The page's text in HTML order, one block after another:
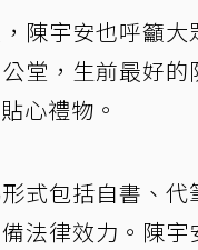
陳宇安也呼籲
堂，生前最好
心禮物。
式包括自書、
法律效力。陳